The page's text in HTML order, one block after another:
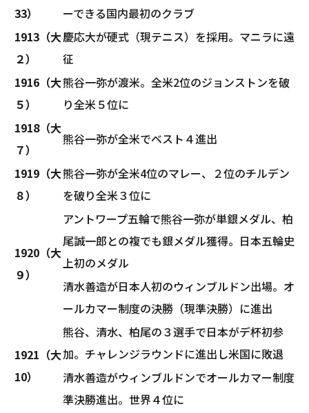
33）
ーできる国内最初のクラブ
1913（大
２）
慶応大が硬式（現テニス）を採用。マニラに遠
征
1916（大
５）
熊谷一弥が渡米。全米2位のジョンストンを破
り全米５位に
1918（大
７）
熊谷一弥が全米でベスト４進出
1919（大
８）
熊谷一弥が全米4位のマレー、２位のチルデン
を破り全米３位に
1920（大
９）
アントワープ五輪で熊谷一弥が単銀メダル、柏
尾誠一郎との複でも銀メダル獲得。日本五輪史
上初のメダル
清水善造が日本人初のウィンブルドン出場。オ
ールカマー制度の決勝（現準決勝）に進出
1921（大
10）
熊谷、清水、柏尾の３選手で日本がデ杯初参
加。チャレンジラウンドに進出し米国に敗退
清水善造がウィンブルドンでオールカマー制度
準決勝進出。世界４位に